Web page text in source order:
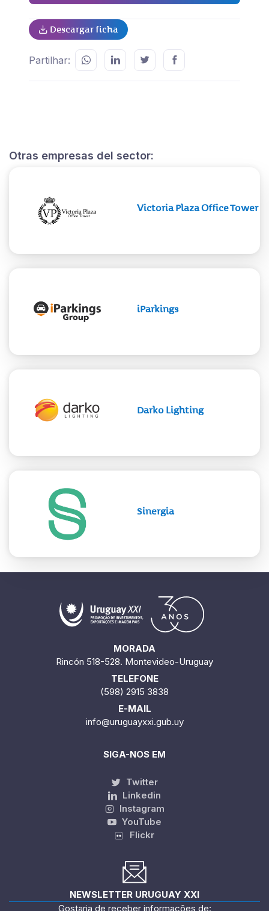
Otras empresas del sector:
Victoria Plaza Office Tower
iParkings
Darko Lighting
Sinergia
Descargar ficha
Partilhar:
MORADA
Rincón 518-528. Montevideo-Uruguay
TELEFONE
(598) 2915 3838
E-MAIL
info@uruguayxxi.gub.uy
SIGA-NOS EM
Twitter
Linkedin
Instagram
YouTube
Flickr
NEWSLETTER URUGUAY XXI
Gostaria de receber informações de: